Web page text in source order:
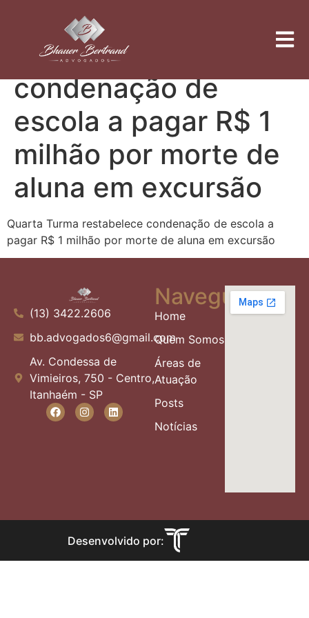
Quarta Turma
restabelece
condenação de
escola a pagar R$ 1
milhão por morte de
aluna em excursão
Quarta Turma restabelece condenação de escola a
pagar R$ 1 milhão por morte de aluna em excursão
(13) 3422.2606
bb.advogados6@gmail.com
Av. Condessa de
Vimieiros, 750 - Centro,
Itanhaém - SP
Navegue
Home
Quem Somos
Áreas de
Atuação
Posts
Notícias
Desenvolvido por: